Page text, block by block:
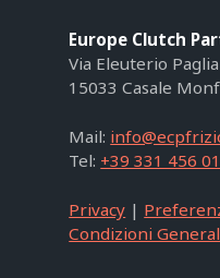
Europe Clutch
Via Eleuterio
15033 Casale
Mail:
Tel: +39 331 456
Privacy |
Condizioni